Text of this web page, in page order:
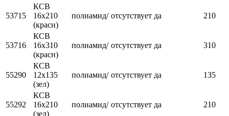
53715
КСВ
16х210
(красн)
полиамид/ отсутствует да 210
53716
КСВ
16х310
(красн)
полиамид/ отсутствует да 310
55290
КСВ
12х135
(зел)
полиамид/ отсутствует да 135
55292
КСВ
16х210
(зел)
полиамид/ отсутствует да 210